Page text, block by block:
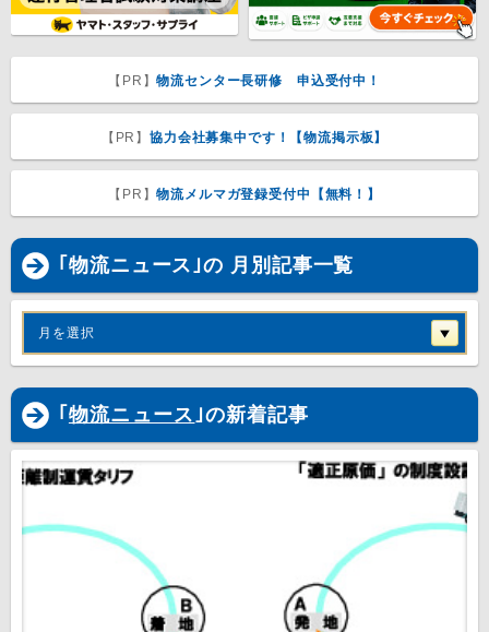
【PR】物流センター長研修 申込受付中！
【PR】協力会社募集中です！【物流掲示板】
【PR】物流メルマガ登録受付中【無料！】
｢物流ニュース｣の 月別記事一覧
月を選択
｢ 物流ニュース｣の新着記事